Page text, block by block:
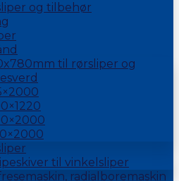
og tilbehør
til rørsliper og
til vinkelsliper
radialboremaskin